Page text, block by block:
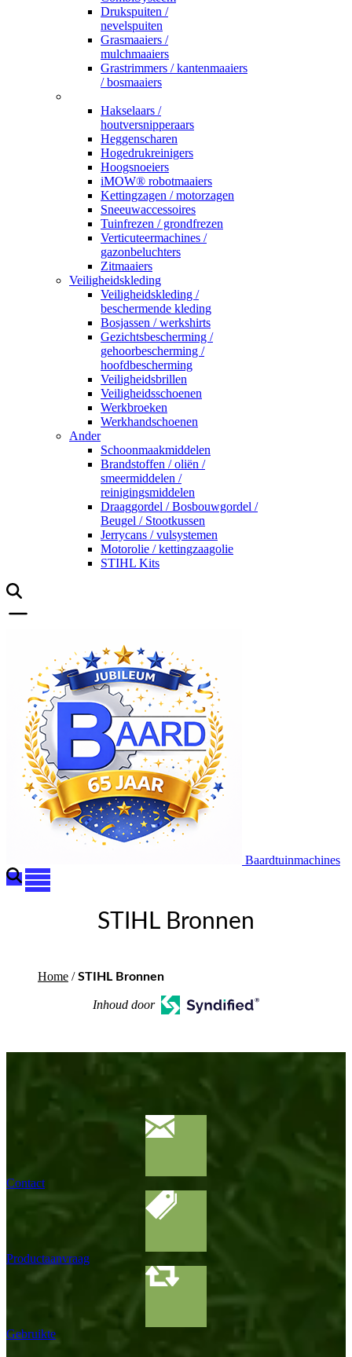
Drukspuiten /
nevelspuiten
Grasmaaiers /
mulchmaaiers
Grastrimmers / kantenmaaiers
/ bosmaaiers
Hakselaars /
houtversnipperaars
Heggenscharen
Hogedrukreinigers
Hoogsnoeiers
iMOW® robotmaaiers
Kettingzagen / motorzagen
Sneeuwaccessoires
Tuinfrezen / grondfrezen
Verticuteermachines /
gazonbeluchters
Zitmaaiers
Veiligheidskleding
Veiligheidskleding /
beschermende kleding
Bosjassen / werkshirts
Gezichtsbescherming /
gehoorbescherming /
hoofdbescherming
Veiligheidsbrillen
Veiligheidsschoenen
Werkbroeken
Werkhandschoenen
Ander
Schoonmaakmiddelen
Brandstoffen / oliën /
smeermiddelen /
reinigingsmiddelen
Draaggordel / Bosbouwgordel /
Beugel / Stootkussen
Jerrycans / vulsystemen
Motorolie / kettingzaagolie
STIHL Kits
Baardtuinmachines
STIHL Bronnen
Home /STIHL Bronnen
Inhoud door
Contact
Productaanvraag
Gebruikte